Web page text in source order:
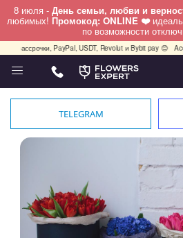
8 июля - День семьи, любви и
любимых! Промокод: ONLINE ❤️
по возможности
PayPal, USDT, Revolut и Bybit pay 😊
Телефон
+7 (495) 982-55-05
+7 (911) 928-84-77
работаем круглосуточно
TELEGRAM